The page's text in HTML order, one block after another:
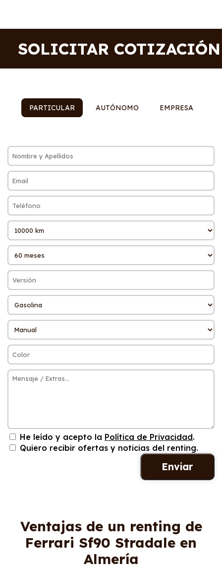
SOLICITAR COTIZACIÓN
PARTICULAR AUTÓNOMO EMPRESA
He leído y acepto la Política de Privacidad.
Quiero recibir ofertas y noticias del renting.
Ventajas de un renting de
Ferrari Sf90 Stradale en
Almería